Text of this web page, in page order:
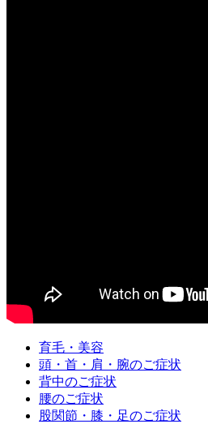
育毛・美容
頭・首・肩・腕のご症状
背中のご症状
腰のご症状
股関節・膝・足のご症状